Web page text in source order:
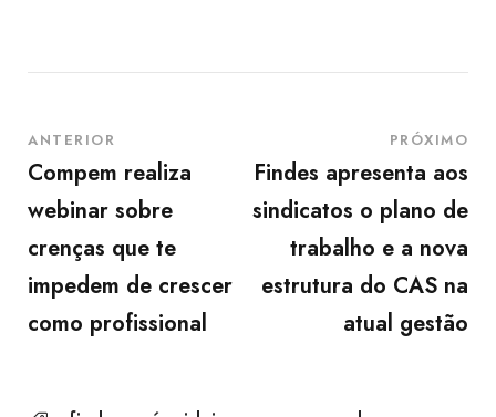
ANTERIOR
Compem realiza
webinar sobre
crenças que te
impedem de crescer
como profissional
PRÓXIMO
Findes apresenta aos
sindicatos o plano de
trabalho e a nova
estrutura do CAS na
atual gestão